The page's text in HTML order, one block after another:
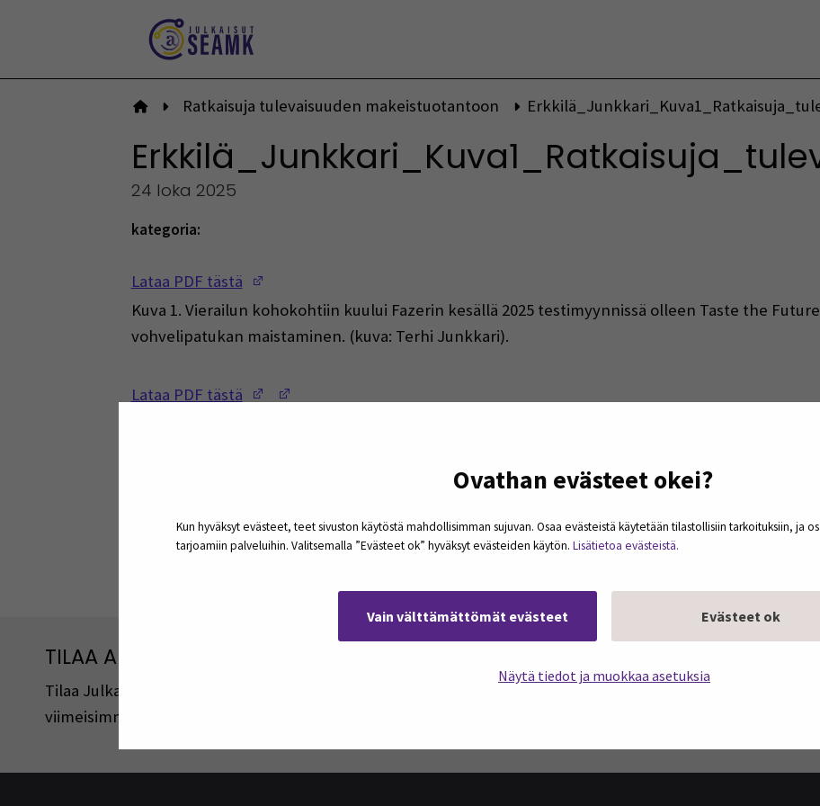
Ovathan evästeet okei?
Kun hyväksyt evästeet, teet sivuston käytöstä mahdollisimman sujuvan. Osaa evästeistä käytetään tilastollisiin tarkoituksiin, ja
tarjoamiin palveluihin. Valitsemalla ”Evästeet ok” hyväksyt evästeiden käytön. Lisätietoa evästeistä.
Vain välttämättömät evästeet Evästeet ok
Näytä tiedot ja muokkaa asetuksia
Etusivulle
Ratkaisuja tulevaisuuden makeistuotantoon
24 loka 2025
kategoria:
Lataa PDF tästä
Kuva 1. Vierailun kohokohtiin kuului Fazerin kesällä 2025 testimyynnissä olleen Taste the
vohvelipatukan maistaminen. (kuva: Terhi Junkkari).
Lataa PDF tästä (Opens in a new window)
TILAA ARTIKKELEITA JA PODCASTEJA
Tilaa Julkaisut@SEAMK -sivuston artikkeleita ja podcasteja omaan sähköpostiisi. Koosteet
viimeisimmistä julkaisuista lähetetään tilaajille kerran kuukaudessa.